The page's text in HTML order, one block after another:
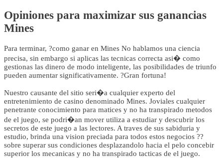
Opiniones para maximizar sus ganancias
Mines
Para terminar, ?como ganar en Mines No hablamos una ciencia
precisa, sin embargo si aplicas las tecnicas correcta asi� como
gestionas las dinero de modo inteligente, las posibilidades de triunfo
pueden aumentar significativamente. ?Gran fortuna!
Nuestro causante del sitio seri�a cualquier experto del
entretenimiento de casino denominado Mines. Joviales cualquier
penetrante conocimiento para matices y no ha transpirado metodos
de el juego, se podri�an mover utiliza a estudiar y descubrir los
secretos de este juego a las lectores. A traves de sus sabiduria y
estudio, brinda una vision preciada para todos estos negocios ??
sobre superar sus condiciones desplazandolo hacia el pelo concebir
superior los mecanicas y no ha transpirado tacticas de el juego.